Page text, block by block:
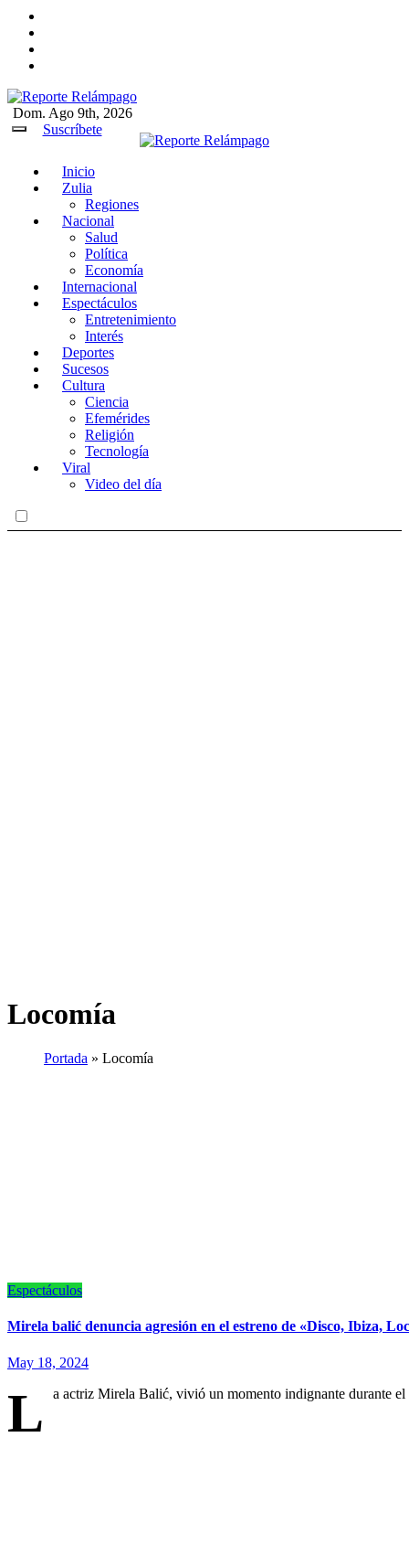
Reporte Relámpago
Claridad y rigor en cada noticia
Dom. Ago 9th, 2026
Suscríbete
Inicio
Zulia
Regiones
Nacional
Salud
Política
Economía
Internacional
Espectáculos
Entretenimiento
Interés
Deportes
Sucesos
Cultura
Ciencia
Efemérides
Religión
Tecnología
Viral
Video del día
Locomía
Portada » Locomía
Espectáculos
Mirela balić denuncia agresión en el estreno de «Disco, Ibiza,
May 18, 2024
L a actriz Mirela Balić, vivió un momento indignante durante